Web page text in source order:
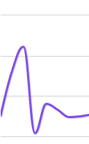
The chart has